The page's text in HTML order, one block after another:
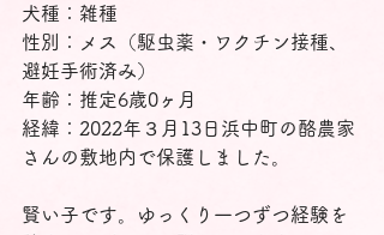
犬種：雑種
性別：メス（駆虫薬・ワクチン接種、
避妊手術済み）
年齢：推定6歳0ヶ月
経緯：2022年３月13日浜中町の酪農家
さんの敷地内で保護しました。
賢い子です。ゆっくり一つずつ経験を